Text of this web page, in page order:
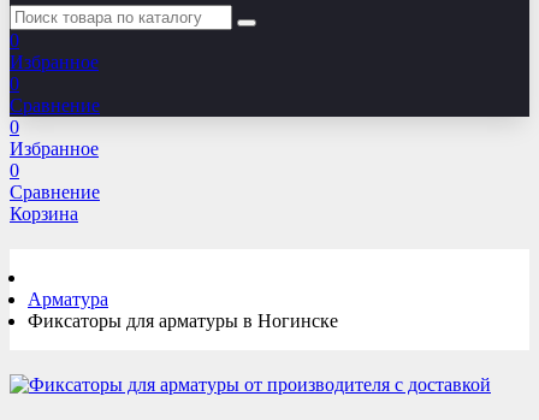
0
Избранное
0
Сравнение
0
Избранное
0
Сравнение
Корзина
Арматура
Фиксаторы для арматуры в Ногинске